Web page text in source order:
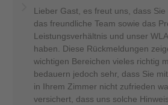
Lieber Gast, es freut uns, dass Sie
das freundliche Team sowie das
Leistungsverhältnis und unser
haben. Diese Rückmeldungen
wichtigen Bereichen vieles richtig
bedauern jedoch sehr, dass Sie
in Ihrem Zimmer nicht zufrieden
versichert, dass uns solche